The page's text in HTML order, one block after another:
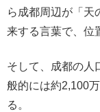
ら成都周辺が「天
来する言葉で、位
そして、成都の人
般的には約2,100
る。